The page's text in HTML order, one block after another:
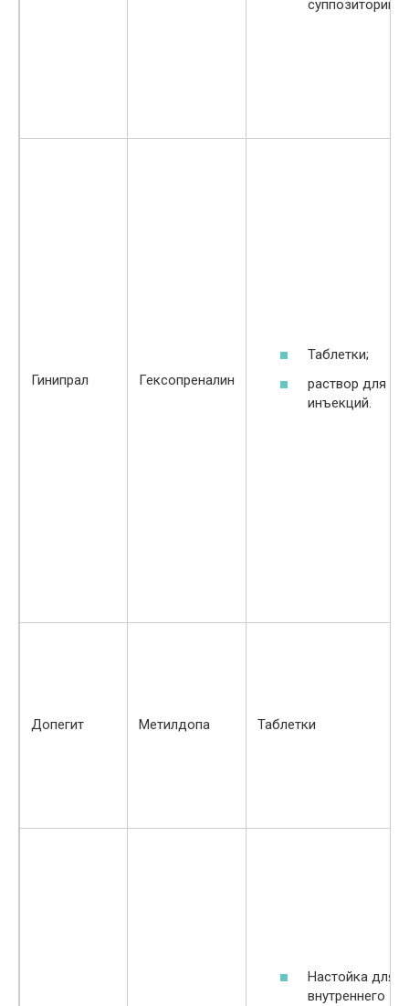
суппозитории.
Гинипрал Гексопреналин
Таблетки;
раствор для
инъекций.
Допегит Метилдопа Таблетки
Настойка для
внутреннего